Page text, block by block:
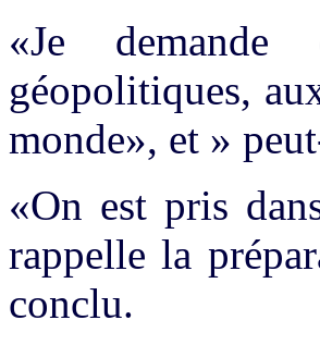
«Je demande
géopolitiques,
monde», et »
«On est pris
rappelle la
conclu.